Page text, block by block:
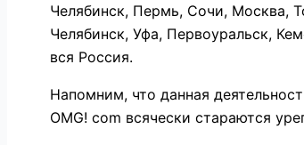
Челябинск, Пермь, Сочи, Москва,
Челябинск, Уфа, Первоуральск,
вся Россия.
Напомним, что данная
OMG! com всячески стараются